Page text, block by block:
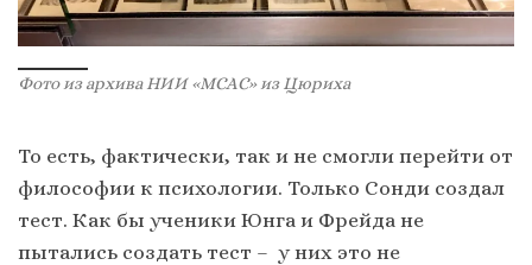
Фото из архива НИИ «МСАС» из Цюриха
То есть, фактически, так и не смогли перейти от
философии к психологии. Только Сонди создал
тест. Как бы ученики Юнга и Фрейда не
пытались создать тест – у них это не